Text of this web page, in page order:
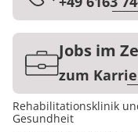
Karriere
Jobs im
zum
Rehabilitationsklinik
Gesundheit